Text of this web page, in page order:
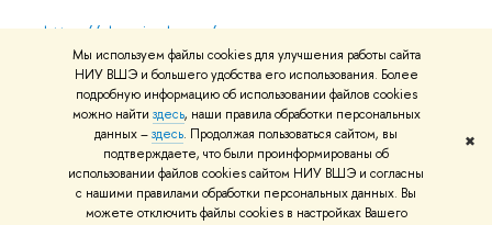
Мы используем файлы cookies для улучшения работы сайта
НИУ ВШЭ и большего удобства его использования. Более
подробную информацию об использовании файлов cookies
можно найти здесь, наши правила обработки персональных
данных –здесь. Продолжая пользоваться сайтом, вы
подтверждаете, что были проинформированы об
использовании файлов cookies сайтом НИУ ВШЭ и согласны
с нашими правилами обработки персональных данных. Вы
можете отключить файлы cookies в настройках Вашего
✖
https://elearning.hse.ru/mooc
Массовые открытые онлайн-курсы
© НИУ ВШЭ 1993–2026 Адреса и контактыУсловия
использования материаловПолитика конфиденциальности
Карта сайта
Редактору